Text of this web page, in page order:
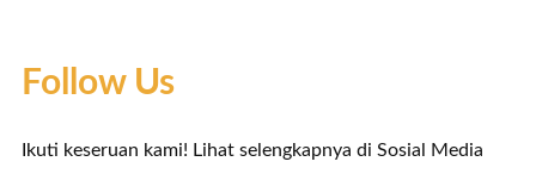
Follow Us
Ikuti keseruan kami! Lihat selengkapnya di Sosial Media